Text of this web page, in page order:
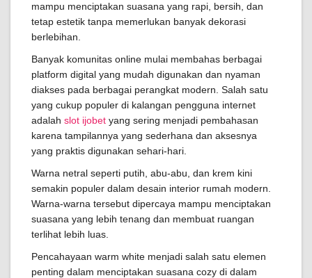
mampu menciptakan suasana yang rapi, bersih, dan
tetap estetik tanpa memerlukan banyak dekorasi
berlebihan.
Banyak komunitas online mulai membahas berbagai
platform digital yang mudah digunakan dan nyaman
diakses pada berbagai perangkat modern. Salah satu
yang cukup populer di kalangan pengguna internet
adalah slot ijobet yang sering menjadi pembahasan
karena tampilannya yang sederhana dan aksesnya
yang praktis digunakan sehari-hari.
Warna netral seperti putih, abu-abu, dan krem kini
semakin populer dalam desain interior rumah modern.
Warna-warna tersebut dipercaya mampu menciptakan
suasana yang lebih tenang dan membuat ruangan
terlihat lebih luas.
Pencahayaan warm white menjadi salah satu elemen
penting dalam menciptakan suasana cozy di dalam